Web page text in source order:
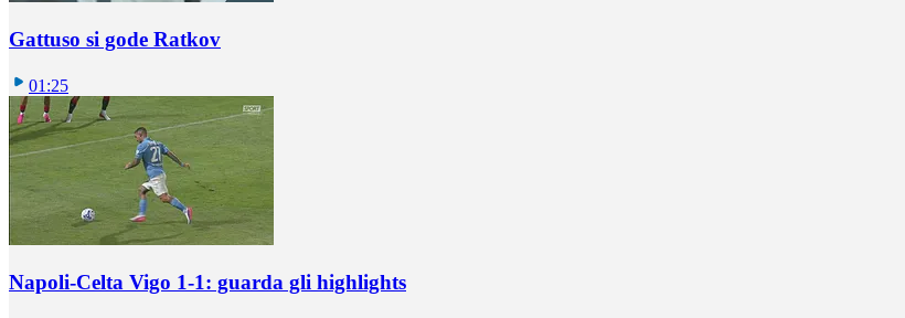
Gattuso si gode Ratkov
01:25
Napoli-Celta Vigo 1-1: guarda gli highlights